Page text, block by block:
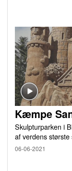
Kæmpe
Skulpturparken i
af verdens største
06-06-2021